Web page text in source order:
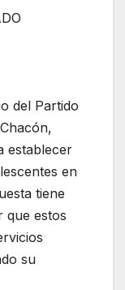
del Partido
establecer
en
tiene
que estos
su